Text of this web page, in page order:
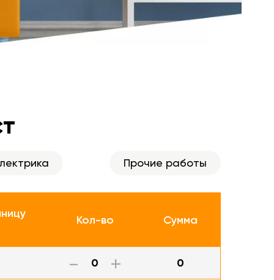
Прочие работы
Кол-во Сумма
- + 0